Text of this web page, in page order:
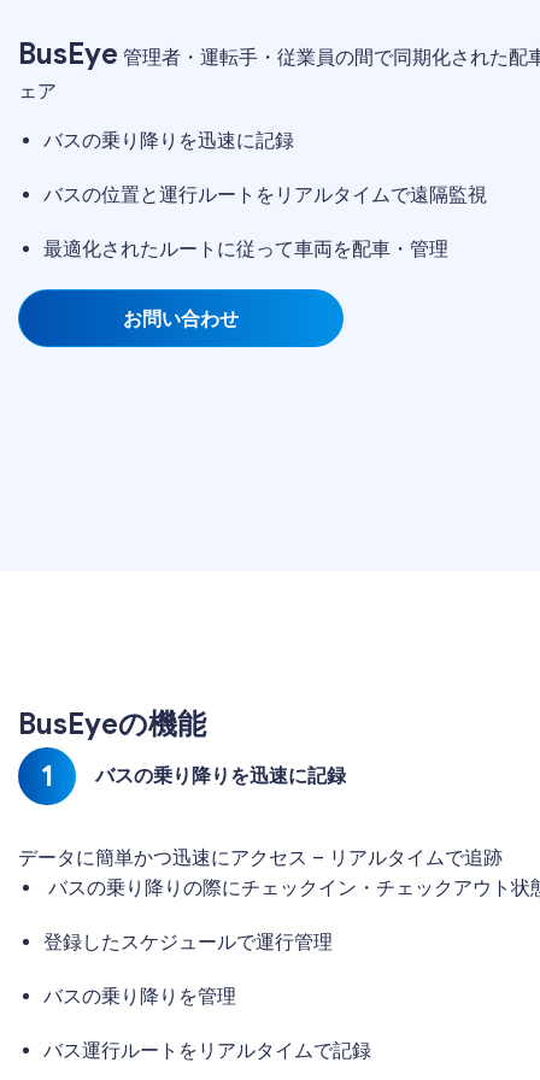
BusEye 管理者・運転手・従業員の間で同期化された配
ェア
バスの乗り降りを迅速に記録
バスの位置と運行ルートをリアルタイムで遠隔監視
最適化されたルートに従って車両を配車・管理
お問い合わせ
BusEyeの機能
1
バスの乗り降りを迅速に記録
データに簡単かつ迅速にアクセス – リアルタイムで追跡
バスの乗り降りの際にチェックイン・チェックアウト状
登録したスケジュールで運行管理
バスの乗り降りを管理
バス運行ルートをリアルタイムで記録